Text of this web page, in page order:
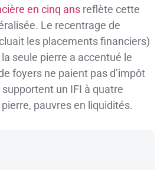
en cinq ans reflète cette
Le recentrage de
les placements financiers)
seule pierre a accentué le
foyers ne paient pas d’impôt
un IFI à quatre
pauvres en liquidités.